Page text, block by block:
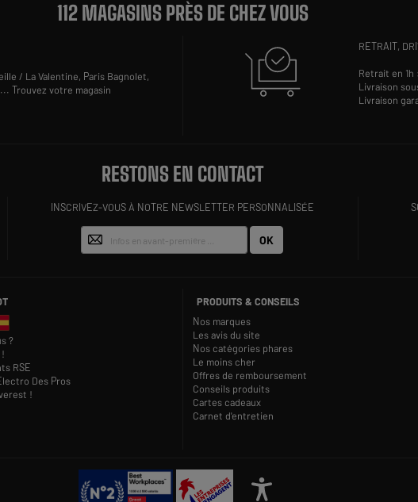
112 MAGASINS PRÈS DE CHEZ VOUS
/ La Valentine, Paris Bagnolet,
...Trouvez votre magasin
RETRAIT,
Retrait en
Livraison
Livraison
RESTONS EN CONTACT
INSCRIVEZ-VOUS À NOTRE NEWSLETTER PERSONNALISÉE
OK
?
RSE
Des Pros
!
PRODUITS & CONSEILS
Nos marques
Les avis du site
Nos catégories phares
Le moins cher
Offres de remboursement
Conseils produits
Cartes cadeaux
Carnet d'entretien